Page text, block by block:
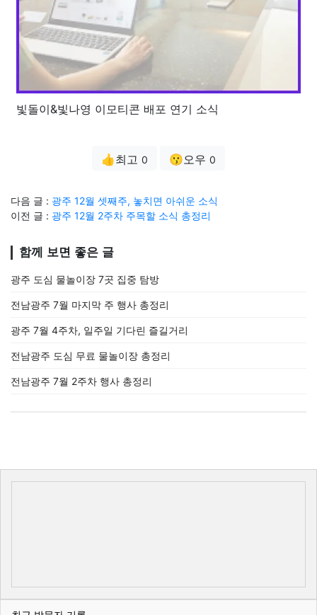
빛돌이&빛나영 이모티콘 배포 연기 소식
👍최고 0 😗오우 0
다음 글 : 광주 12월 셋째주, 놓치면 아쉬운 소식
이전 글 : 광주 12월 2주차 주목할 소식 총정리
함께 보면 좋은 글
광주 도심 물놀이장 7곳 집중 탐방
전남광주 7월 마지막 주 행사 총정리
광주 7월 4주차, 일주일 기다린 즐길거리
전남광주 도심 무료 물놀이장 총정리
전남광주 7월 2주차 행사 총정리